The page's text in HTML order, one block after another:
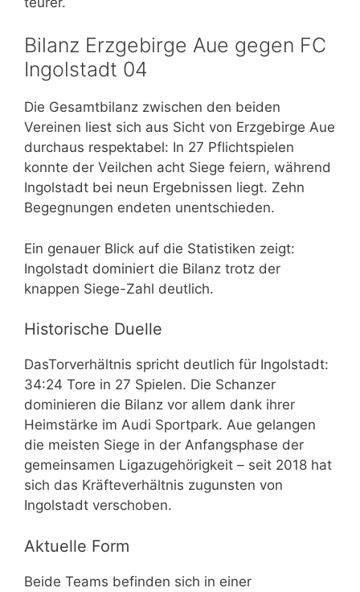
Bilanz Erzgebirge Aue gegen FC
Ingolstadt 04
Die Gesamtbilanz zwischen den beiden
Vereinen liest sich aus Sicht von Erzgebirge Aue
durchaus respektabel: In 27 Pflichtspielen
konnte der Veilchen acht Siege feiern, während
Ingolstadt bei neun Ergebnissen liegt. Zehn
Begegnungen endeten unentschieden.
Ein genauer Blick auf die Statistiken zeigt:
Ingolstadt dominiert die Bilanz trotz der
knappen Siege-Zahl deutlich.
Historische Duelle
DasTorverhältnis spricht deutlich für Ingolstadt:
34:24 Tore in 27 Spielen. Die Schanzer
dominieren die Bilanz vor allem dank ihrer
Heimstärke im Audi Sportpark. Aue gelangen
die meisten Siege in der Anfangsphase der
gemeinsamen Ligazugehörigkeit – seit 2018 hat
sich das Kräfteverhältnis zugunsten von
Ingolstadt verschoben.
Aktuelle Form
Beide Teams befinden sich in einer